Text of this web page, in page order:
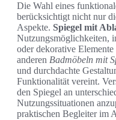
Die Wahl eines
berücksichtigt nicht nur
Aspekte. Spiegel mit
Nutzungsmöglichkeiten,
oder dekorative
anderen Badmöbeln mit
und durchdachte
Funktionalität vereint.
den Spiegel an
Nutzungssituationen
praktischen Begleiter im